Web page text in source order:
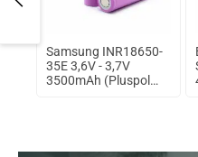
Samsung INR18650-
35E 3,6V - 3,7V
3500mAh (Pluspol